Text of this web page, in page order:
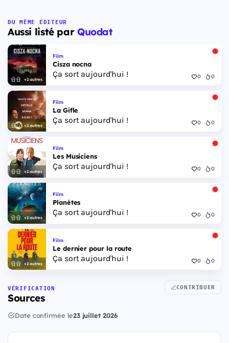
DU MÊME ÉDITEUR
Aussi listé par Quodat
+2 autres
Film
Cisza nocna
Ça sort aujourd'hui ! 0 0
+2 autres
Film
La Gifle
Ça sort aujourd'hui ! 0 0
+2 autres
Film
Les Musiciens
Ça sort aujourd'hui ! 0 0
+2 autres
Film
Planètes
Ça sort aujourd'hui ! 0 0
+2 autres
Film
Le dernier pour la route
Ça sort aujourd'hui ! 0 0
VÉRIFICATION
Sources
CONTRIBUER
Date confirmée le23 juillet 2026